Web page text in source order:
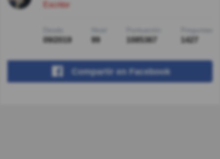
Escritor
09/2019 99 1085367 1427
Compartir en Facebook